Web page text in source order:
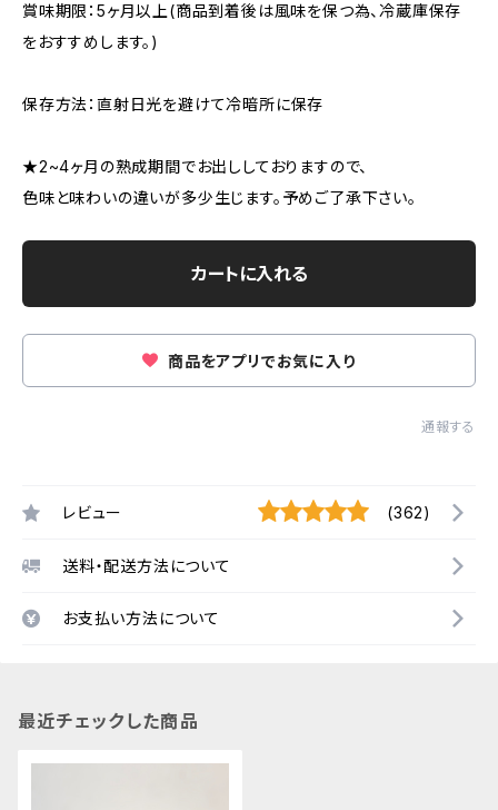
賞味期限：5ヶ月以上(商品到着後は風味を保つ為、冷蔵庫保存
をおすすめします。)
保存方法：直射日光を避けて冷暗所に保存
★2~4ヶ月の熟成期間でお出ししておりますので、
色味と味わいの違いが多少生じます。予めご了承下さい。
カートに入れる
商品をアプリでお気に入り
通報する
レビュー (362)
送料・配送方法について
お支払い方法について
最近チェックした商品